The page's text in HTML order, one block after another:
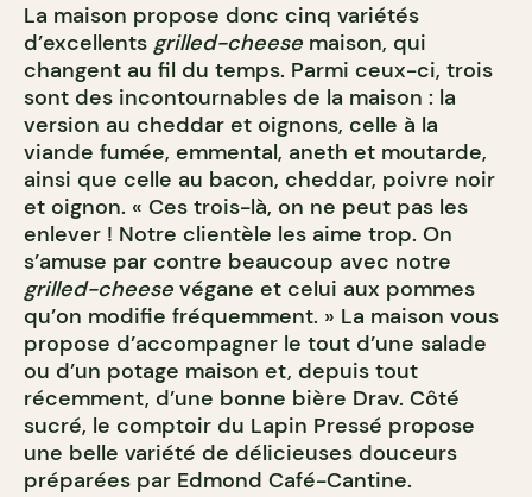
La maison propose donc cinq variétés
d’excellents grilled-cheese maison, qui
changent au fil du temps. Parmi ceux-ci, trois
sont des incontournables de la maison : la
version au cheddar et oignons, celle à la
viande fumée, emmental, aneth et moutarde,
ainsi que celle au bacon, cheddar, poivre noir
et oignon. « Ces trois-là, on ne peut pas les
enlever ! Notre clientèle les aime trop. On
s’amuse par contre beaucoup avec notre
grilled-cheese végane et celui aux pommes
qu’on modifie fréquemment. » La maison vous
propose d’accompagner le tout d’une salade
ou d’un potage maison et, depuis tout
récemment, d’une bonne bière Drav. Côté
sucré, le comptoir du Lapin Pressé propose
une belle variété de délicieuses douceurs
préparées par Edmond Café-Cantine.